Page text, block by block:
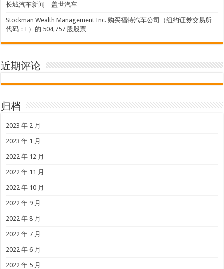
长城汽车新闻 – 盖世汽车
Stockman Wealth Management Inc. 购买福特汽车公司（纽约证券交易所
代码：F）的 504,757 股股票
近期评论
归档
2023 年 2 月
2023 年 1 月
2022 年 12 月
2022 年 11 月
2022 年 10 月
2022 年 9 月
2022 年 8 月
2022 年 7 月
2022 年 6 月
2022 年 5 月